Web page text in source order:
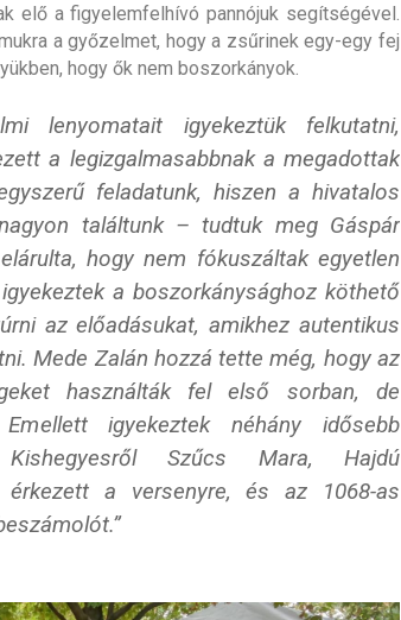
elő a figyelemfelhívó pannójuk segítségével.
a győzelmet, hogy a zsűrinek egy-egy fej
hogy ők nem boszorkányok.
lenyomatait igyekeztük felkutatni,
a legizgalmasabbnak a megadottak
feladatunk, hiszen a hivatalos
találtunk – tudtuk meg Gáspár
elárulta, hogy nem fókuszáltak egyetlen
a boszorkánysághoz köthető
az előadásukat, amikhez autentikus
Mede Zalán hozzá tette még, hogy az
használták fel első sorban, de
igyekeztek néhány idősebb
Szűcs Mara, Hajdú
érkezett a versenyre, és az 1068-as